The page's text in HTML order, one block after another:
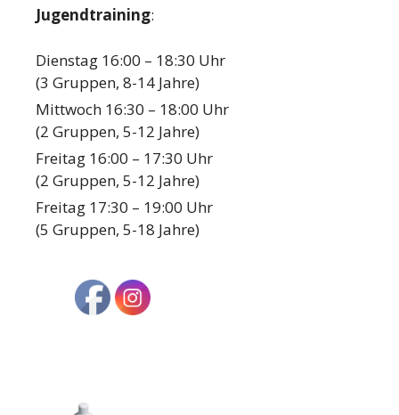
Jugendtraining:
Dienstag 16:00 – 18:30 Uhr
(3 Gruppen, 8-14 Jahre)
Mittwoch 16:30 – 18:00 Uhr
(2 Gruppen, 5-12 Jahre)
Freitag 16:00 – 17:30 Uhr
(2 Gruppen, 5-12 Jahre)
Freitag 17:30 – 19:00 Uhr
(5 Gruppen, 5-18 Jahre)